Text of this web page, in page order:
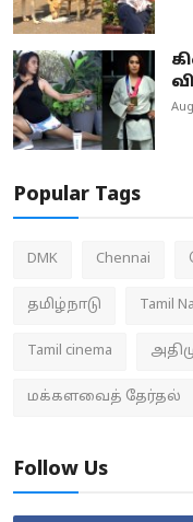
Popular Tags
DMK Chennai
தமிழ்நாடு Tamil
Tamil cinema
மக்களவைத் தேர்தல்
Follow Us